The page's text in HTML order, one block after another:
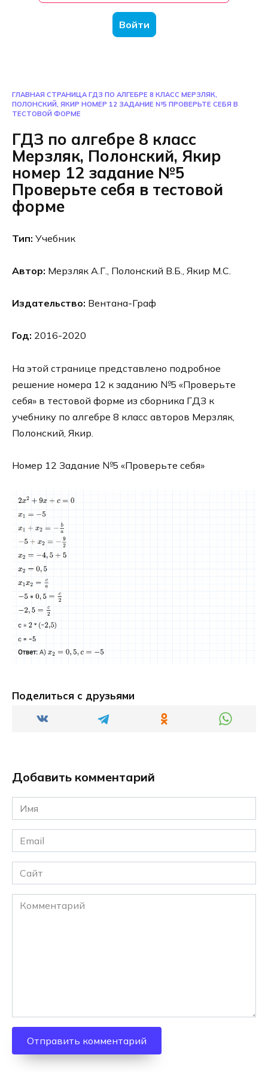
Войти
ГЛАВНАЯ СТРАНИЦА ГДЗ ПО АЛГЕБРЕ 8 КЛАСС МЕРЗЛЯК,
ПОЛОНСКИЙ, ЯКИР НОМЕР 12 ЗАДАНИЕ №5 ПРОВЕРЬТЕ СЕБЯ В
ТЕСТОВОЙ ФОРМЕ
ГДЗ по алгебре 8 класс
Мерзляк, Полонский, Якир
номер 12 задание №5
Проверьте себя в тестовой
форме
Тип: Учебник
Автор: Мерзляк А.Г., Полонский В.Б., Якир М.С.
Издательство: Вентана-Граф
Год: 2016-2020
На этой странице представлено подробное
решение номера 12 к заданию №5 «Проверьте
себя» в тестовой форме из сборника ГДЗ к
учебнику по алгебре 8 класс авторов Мерзляк,
Полонский, Якир.
Номер 12 Задание №5 «Проверьте себя»
Поделиться с друзьями
Добавить комментарий
Имя
*
Email
*
Сайт
Комментарий